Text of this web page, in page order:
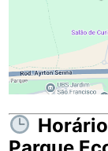
Qual é o
Centro
geralmente entre
É permitido
disso,não há
área das